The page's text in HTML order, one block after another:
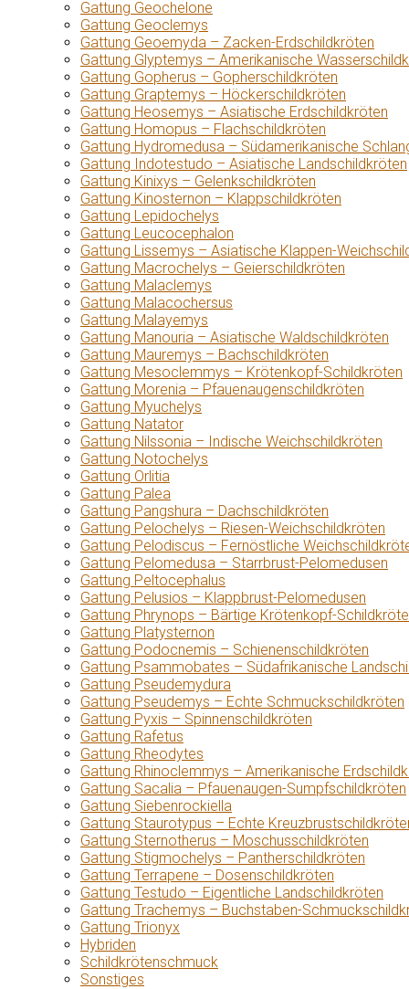
Gattung Geochelone
Gattung Geoclemys
Gattung Geoemyda – Zacken-Erdschildkröten
Gattung Glyptemys – Amerikanische
Gattung Gopherus – Gopherschildkröten
Gattung Graptemys – Höckerschildkröten
Gattung Heosemys – Asiatische Erdschildkröten
Gattung Homopus – Flachschildkröten
Gattung Hydromedusa – Südamerikanische
Gattung Indotestudo – Asiatische Landschildkröten
Gattung Kinixys – Gelenkschildkröten
Gattung Kinosternon – Klappschildkröten
Gattung Lepidochelys
Gattung Leucocephalon
Gattung Lissemys – Asiatische Klappen-
Gattung Macrochelys – Geierschildkröten
Gattung Malaclemys
Gattung Malacochersus
Gattung Malayemys
Gattung Manouria – Asiatische Waldschildkröten
Gattung Mauremys – Bachschildkröten
Gattung Mesoclemmys – Krötenkopf-Schildkröten
Gattung Morenia – Pfauenaugenschildkröten
Gattung Myuchelys
Gattung Natator
Gattung Nilssonia – Indische Weichschildkröten
Gattung Notochelys
Gattung Orlitia
Gattung Palea
Gattung Pangshura – Dachschildkröten
Gattung Pelochelys – Riesen-Weichschildkröten
Gattung Pelodiscus – Fernöstliche
Gattung Pelomedusa – Starrbrust-Pelomedusen
Gattung Peltocephalus
Gattung Pelusios – Klappbrust-Pelomedusen
Gattung Phrynops – Bärtige Krötenkopf-
Gattung Platysternon
Gattung Podocnemis – Schienenschildkröten
Gattung Psammobates – Südafrikanische
Gattung Pseudemydura
Gattung Pseudemys – Echte Schmuckschildkröten
Gattung Pyxis – Spinnenschildkröten
Gattung Rafetus
Gattung Rheodytes
Gattung Rhinoclemmys – Amerikanische
Gattung Sacalia – Pfauenaugen-Sumpfschildkröten
Gattung Siebenrockiella
Gattung Staurotypus – Echte
Gattung Sternotherus – Moschusschildkröten
Gattung Stigmochelys – Pantherschildkröten
Gattung Terrapene – Dosenschildkröten
Gattung Testudo – Eigentliche Landschildkröten
Gattung Trachemys – Buchstaben-
Gattung Trionyx
Hybriden
Schildkrötenschmuck
Sonstiges